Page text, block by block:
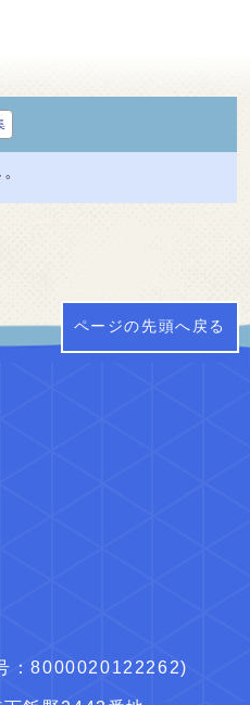
ページの先頭へ戻る
：8000020122262)